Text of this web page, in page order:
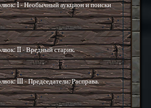
I - Необычный аукцион и поиски
II - Вредный старик.
III - Председатели: Расправа.